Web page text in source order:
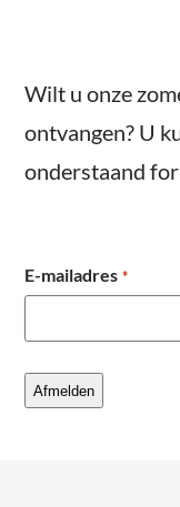
Wilt u onze
ontvangen? U
onderstaand
E-mailadres *